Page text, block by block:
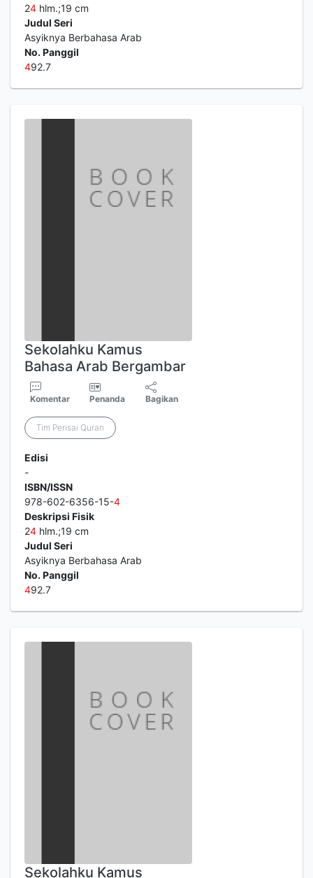
24 hlm.;19 cm
Judul Seri
Asyiknya Berbahasa Arab
No. Panggil
492.7
Sekolahku Kamus
Bahasa Arab Bergambar
Komentar Penanda Bagikan
Tim Perisai Quran
Edisi
-
ISBN/ISSN
978-602-6356-15-4
Deskripsi Fisik
24 hlm.;19 cm
Judul Seri
Asyiknya Berbahasa Arab
No. Panggil
492.7
Sekolahku Kamus